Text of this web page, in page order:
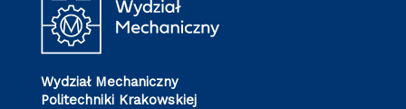
Wydział Mechaniczny
Politechniki Krakowskiej